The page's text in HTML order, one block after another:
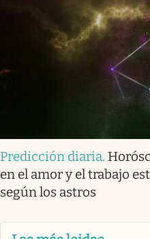
Predicción diaria.
en el amor y el trabajo
según los astros